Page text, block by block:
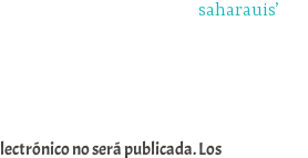
saharauis’
no será publicada.Los